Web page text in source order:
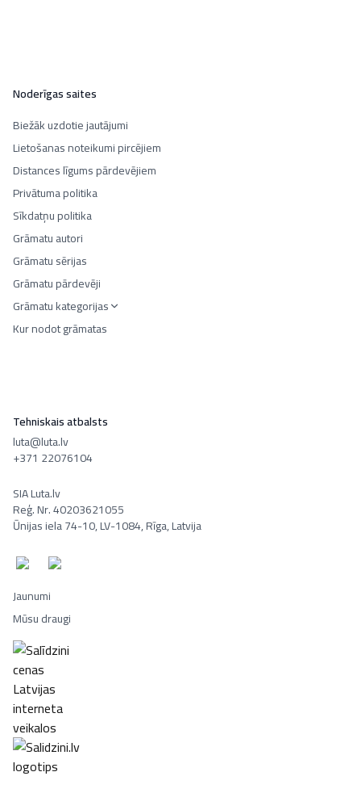
Noderīgas saites
Biežāk uzdotie jautājumi
Lietošanas noteikumi pircējiem
Distances līgums pārdevējiem
Privātuma politika
Sīkdatņu politika
Grāmatu autori
Grāmatu sērijas
Grāmatu pārdevēji
Grāmatu kategorijas
Kur nodot grāmatas
Tehniskais atbalsts
luta@luta.lv
+371 22076104
SIA Luta.lv
Reģ. Nr. 40203621055
Ūnijas iela 74-10, LV-1084, Rīga, Latvija
Jaunumi
Mūsu draugi